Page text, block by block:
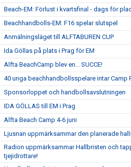
Beach-EM: Förlust i kvartsfinal - dags för
Beachhandbolls-EM: F16 spelar slutspel
Anmälningsläget till ALFTABUREN CUP
Ida Göllas på plats i Prag för EM
Alfta BeachCamp blev en... SUCCE!
40 unga beachhandbollsspelare intar Camp
Sponsorloppet och handbollsavslutningen
IDA GÖLLAS till EM i Prag
Alfta Beach Camp 4-6 juni
Ljusnan uppmärksammar den planerade
Radion uppmärksammar Hallbristen och
tjejidrottare!